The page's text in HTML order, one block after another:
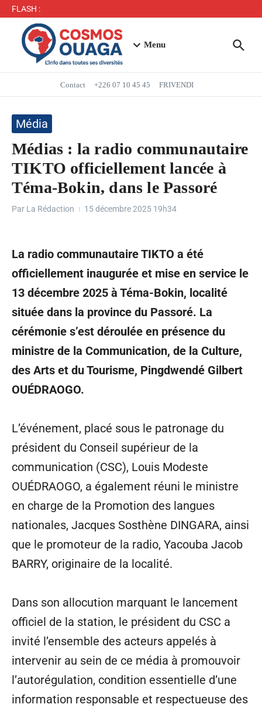
FLASH :
Mbappé entre dans l’histoire des Bleus
Menu
Contact +226 07 10 45 45 FRIVENDI
Média
Médias : la radio communautaire
TIKTO officiellement lancée à
Téma-Bokin, dans le Passoré
Par La Rédaction 15 décembre 2025 19h34
La radio communautaire TIKTO a été
officiellement inaugurée et mise en service le
13 décembre 2025 à Téma-Bokin, localité
située dans la province du Passoré. La
cérémonie s’est déroulée en présence du
ministre de la Communication, de la Culture,
des Arts et du Tourisme, Pingdwendé Gilbert
OUÉDRAOGO.
L’événement, placé sous le patronage du
président du Conseil supérieur de la
communication (CSC), Louis Modeste
OUÉDRAOGO, a également réuni le ministre
en charge de la Promotion des langues
nationales, Jacques Sosthène DINGARA, ainsi
que le promoteur de la radio, Yacouba Jacob
BARRY, originaire de la localité.
Dans son allocution marquant le lancement
officiel de la station, le président du CSC a
invité l’ensemble des acteurs appelés à
intervenir au sein de ce média à promouvoir
l’autorégulation, condition essentielle d’une
information responsable et respectueuse des